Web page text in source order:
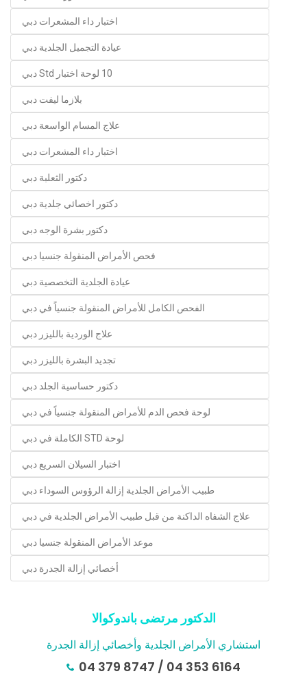
اختبار داء المشعرات دبي
عيادة التجميل الجلدية دبي
10 لوحة اختبار Std دبي
بلازما ليفت دبي
علاج المسام الواسعة دبي
اختبار داء المشعرات دبي
دكتور الثعلبة دبي
دكتور اخصائي جلدية دبي
دكتور بشرة الوجه دبي
فحص الأمراض المنقولة جنسيا دبي
عيادة الجلدية التخصصية دبي
الفحص الكامل للأمراض المنقولة جنسياً في دبي
علاج الوردية بالليزر دبي
تجديد البشرة بالليزر دبي
دكتور حساسية الجلد دبي
لوحة فحص الدم للأمراض المنقولة جنسياً في دبي
لوحة STD الكاملة في دبي
اختبار السيلان السريع دبي
طبيب الأمراض الجلدية إزالة الرؤوس السوداء دبي
علاج الشفاه الداكنة من قبل طبيب الأمراض الجلدية في دبي
موعد الأمراض المنقولة جنسيا دبي
أخصائي إزالة الجدرة دبي
الدكتور مرتضى باندوكوالا
استشاري الأمراض الجلدية وأخصائي إزالة الجدرة
04 379 8747 / 04 353 6164